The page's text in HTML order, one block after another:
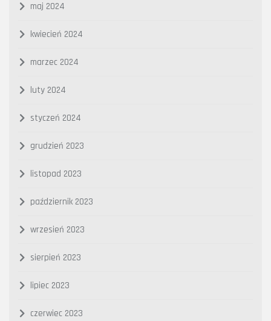
maj 2024
kwiecień 2024
marzec 2024
luty 2024
styczeń 2024
grudzień 2023
listopad 2023
październik 2023
wrzesień 2023
sierpień 2023
lipiec 2023
czerwiec 2023